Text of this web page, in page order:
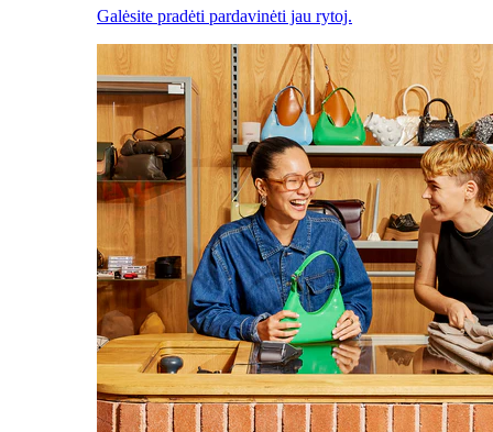
Galėsite pradėti pardavinėti jau rytoj.